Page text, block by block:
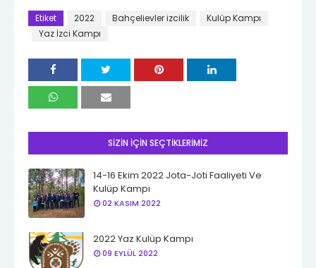
Etiket 2022 Bahçelievler izcilik
Kulüp Kampı
Yaz İzci Kampı
SİZİN İÇİN SEÇTİKLERİMİZ
14-16 Ekim 2022 Jota-Joti Faaliyeti Ve
Kulüp Kampı
02 KASIM 2022
2022 Yaz Kulüp Kampı
09 EYLÜL 2022